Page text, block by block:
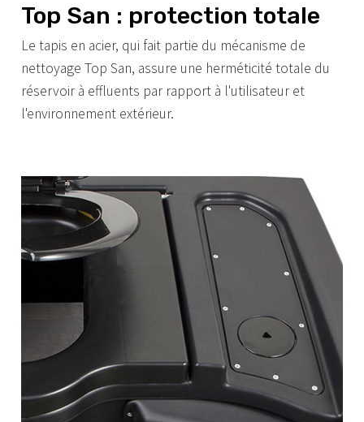
Top San : protection totale
Le tapis en acier, qui fait partie du mécanisme de
nettoyage Top San, assure une herméticité totale du
réservoir à effluents par rapport à l'utilisateur et
l'environnement extérieur.